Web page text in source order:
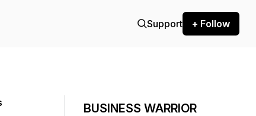
Support + Follow
BUSINESS WARRIOR